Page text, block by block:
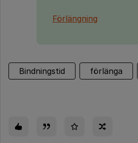
Förlängning
Bindningstid förlänga